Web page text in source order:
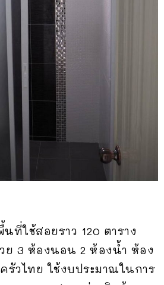
ที่ใช้สอยราว 120 ตาราง
ย 3 ห้องนอน 2 ห้องน้ำ ห้อง
รัวไทย ใช้งบประมาณในการ